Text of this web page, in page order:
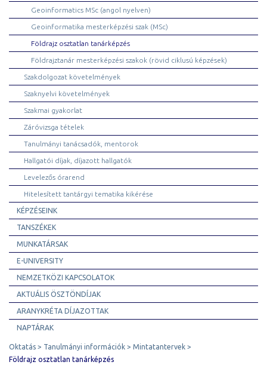
Geoinformatics MSc (angol nyelven)
Geoinformatika mesterképzési szak (MSc)
Földrajz osztatlan tanárképzés
Földrajztanár mesterképzési szakok (rövid ciklusú képzések)
Szakdolgozat követelmények
Szaknyelvi követelmények
Szakmai gyakorlat
Záróvizsga tételek
Tanulmányi tanácsadók, mentorok
Hallgatói díjak, díjazott hallgatók
Levelezős órarend
Hitelesített tantárgyi tematika kikérése
KÉPZÉSEINK
TANSZÉKEK
MUNKATÁRSAK
E-UNIVERSITY
NEMZETKÖZI KAPCSOLATOK
AKTUÁLIS ÖSZTÖNDÍJAK
ARANYKRÉTA DÍJAZOTTAK
NAPTÁRAK
Oktatás Tanulmányi információk
Mintatantervek
Földrajz osztatlan tanárképzés